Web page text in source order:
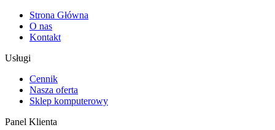
Strona Główna
O nas
Kontakt
Usługi
Cennik
Nasza oferta
Sklep komputerowy
Panel Klienta